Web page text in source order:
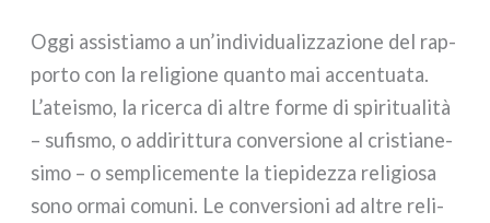
Oggi assi­stia­mo a un’individualizzazione del rap­
por­to con la reli­gio­ne quan­to mai accen­tua­ta.
L’ateismo, la ricer­ca di altre for­me di spi­ri­tua­li­tà
– sufi­smo, o addi­rit­tu­ra con­ver­sio­ne al cri­stia­ne­
si­mo – o sem­pli­ce­men­te la tie­pi­dez­za reli­gio­sa
sono ormai comu­ni. Le con­ver­sio­ni ad altre reli­